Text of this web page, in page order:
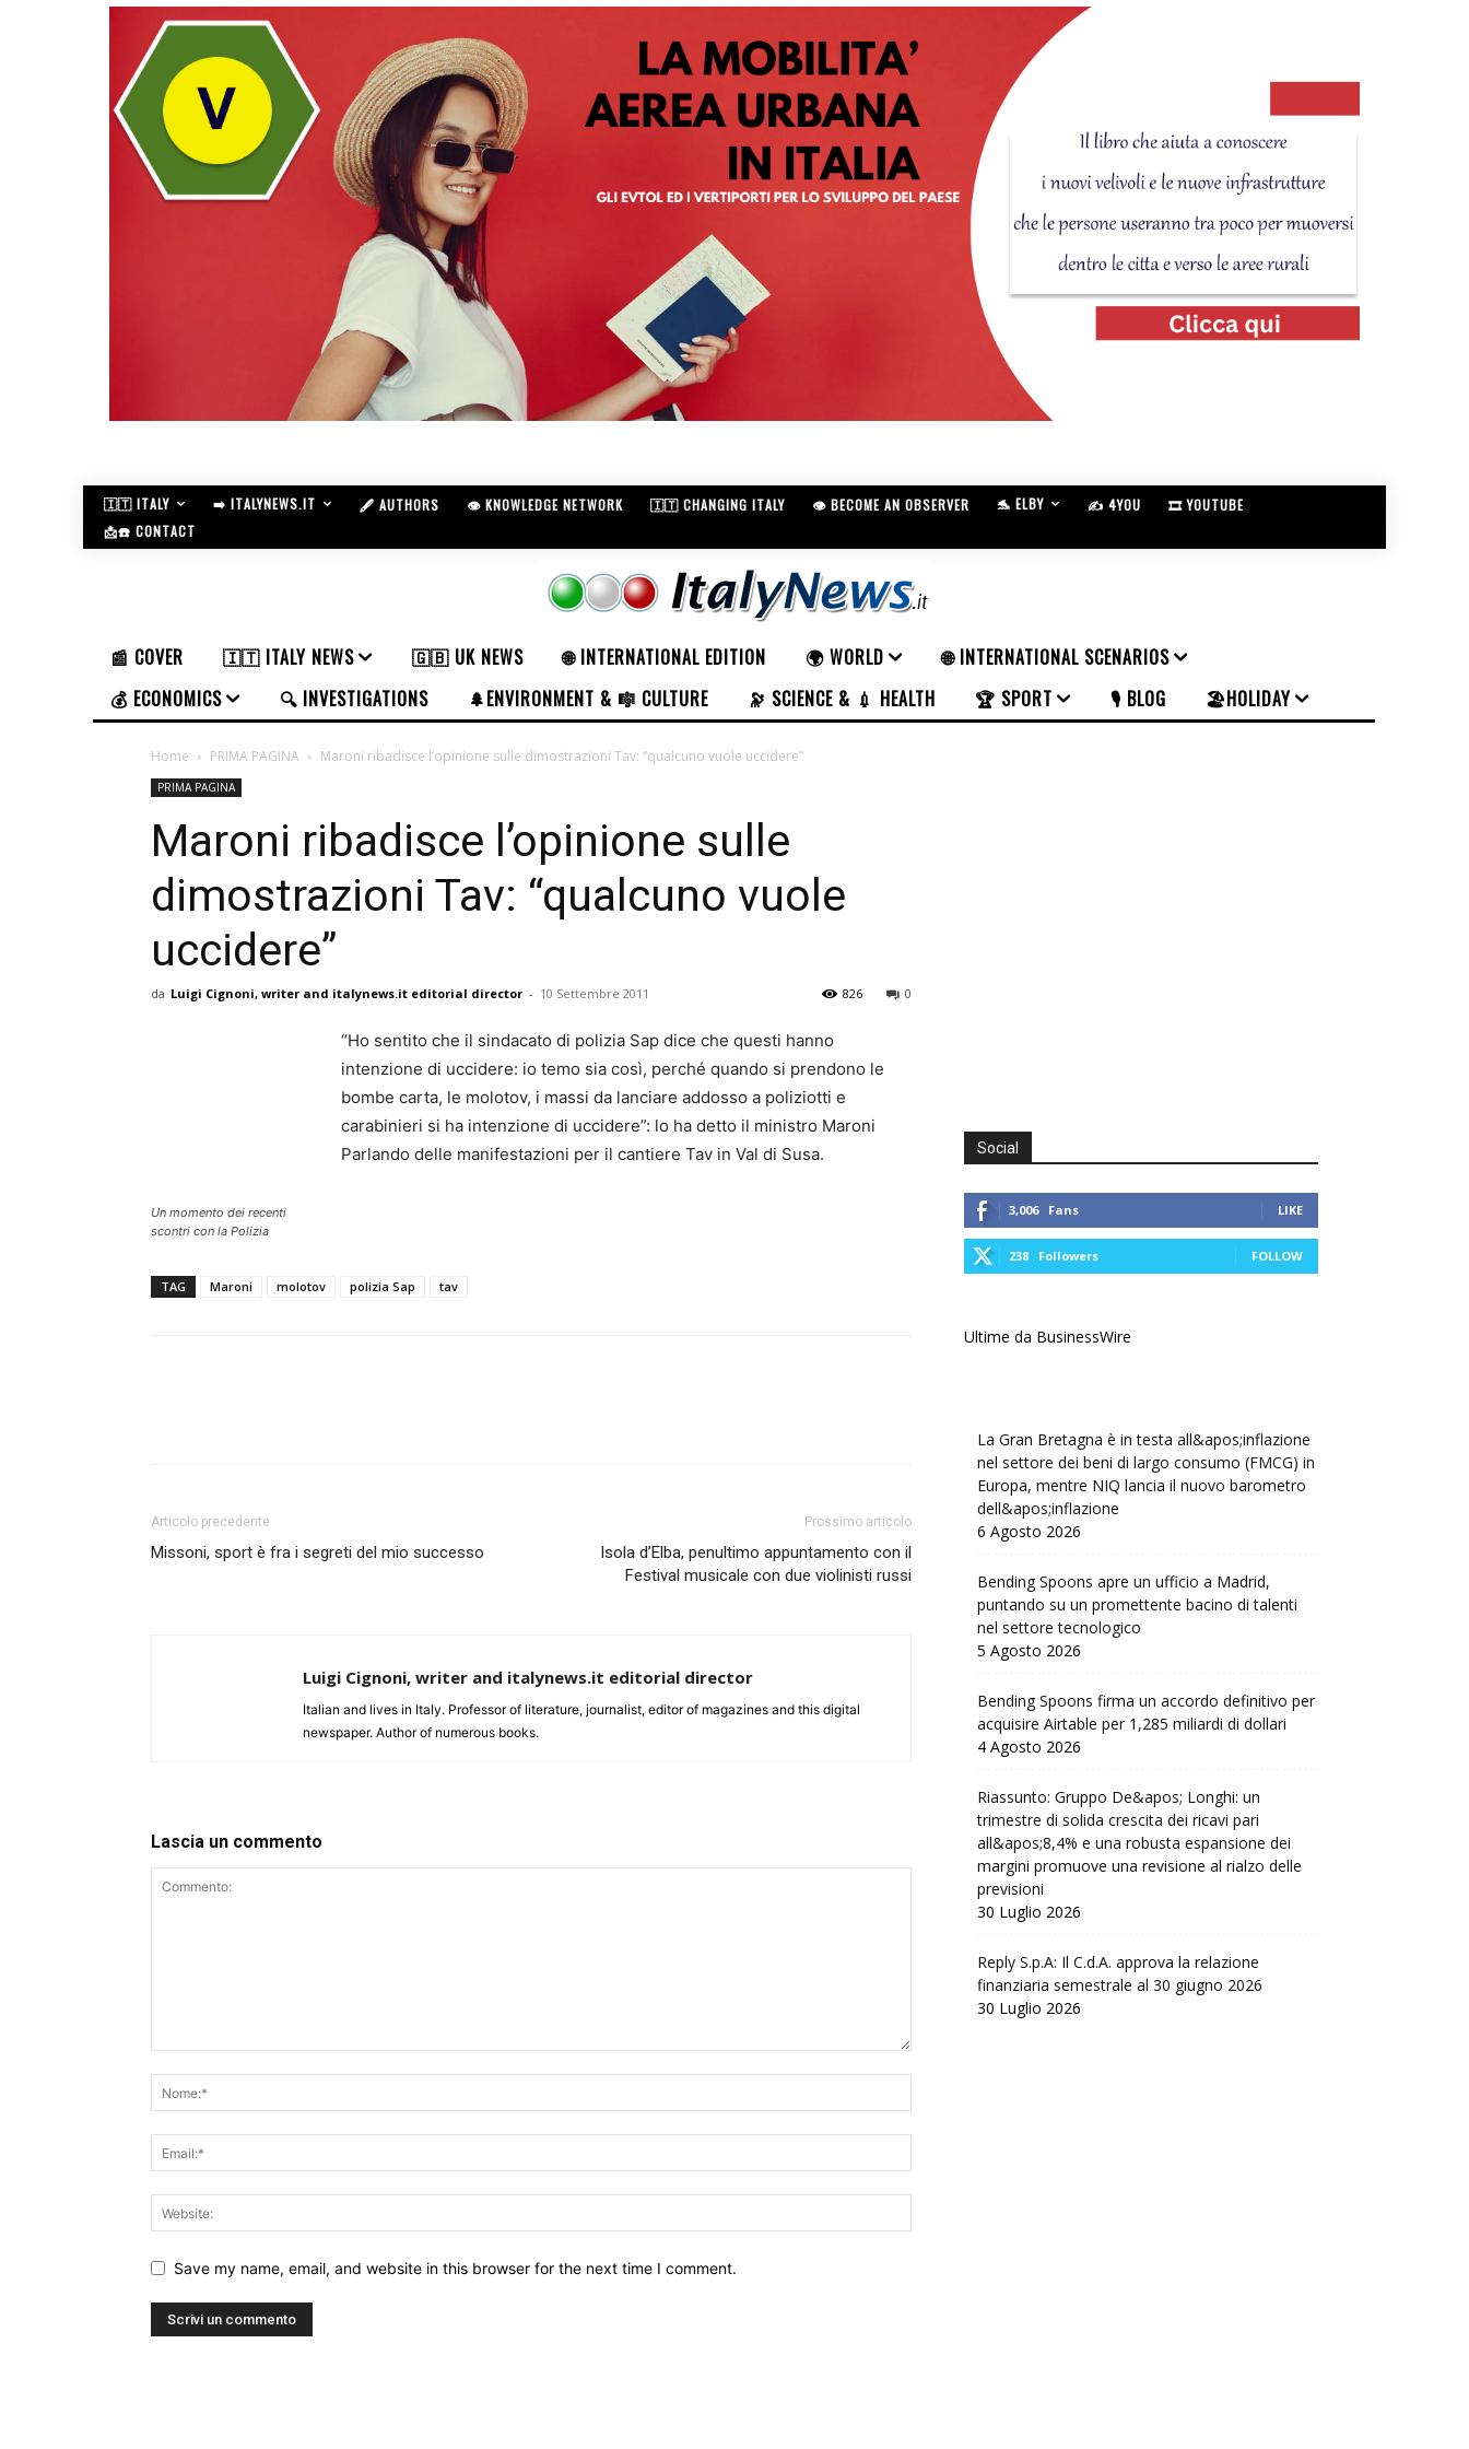
🇮🇹 ITALY ➡️ ITALYNEWS.IT 🖋️ AUTHORS 👁️ KNOWLEDGE NETWORK 🇮🇹 CHANGING ITALY 👁️ BECOME AN OBSERVER 🐬 ELBY ✍️ 4YOU
🎞️ YOUTUBE
📩☎️ CONTACT
📰 COVER 🇮🇹 ITALY NEWS 🇬🇧 UK NEWS 🌐 INTERNATIONAL EDITION 🌍 WORLD
🌐 INTERNATIONAL SCENARIOS
💰 ECONOMICS
🔍 INVESTIGATIONS 🌲ENVIRONMENT & 🎼 CULTURE 🔭 SCIENCE & 💉 HEALTH 🏆 SPORT 🎙️ BLOG 🏖️HOLIDAY
Home PRIMA PAGINA Maroni ribadisce l’opinione sulle dimostrazioni Tav: “qualcuno vuole uccidere”
PRIMA PAGINA
Maroni ribadisce l’opinione sulle
dimostrazioni Tav: “qualcuno vuole
uccidere”
da Luigi Cignoni, writer and italynews.it editorial director - 10 Settembre 2011 0
826
Un momento dei recenti
scontri con la Polizia
“Ho sentito che il sindacato di polizia Sap dice che questi hanno
intenzione di uccidere: io temo sia così, perché quando si prendono le
bombe carta, le molotov, i massi da lanciare addosso a poliziotti e
carabinieri si ha intenzione di uccidere”: lo ha detto il ministro Maroni
Parlando delle manifestazioni per il cantiere Tav in Val di Susa.
TAG Maroni molotov polizia Sap tav
Articolo precedente
Missoni, sport è fra i segreti del mio successo
Prossimo articolo
Isola d’Elba, penultimo appuntamento con il
Festival musicale con due violinisti russi
Luigi Cignoni, writer and italynews.it editorial director
Italian and lives in Italy. Professor of literature, journalist, editor of magazines and this digital
newspaper. Author of numerous books.
Lascia un commento
Save my name, email, and website in this browser for the next time I comment.
Social
3,006 Fans LIKE
238 Followers FOLLOW
Ultime da BusinessWire
La Gran Bretagna è in testa all&apos;inflazione
nel settore dei beni di largo consumo (FMCG) in
Europa, mentre NIQ lancia il nuovo barometro
dell&apos;inflazione
6 Agosto 2026
Bending Spoons apre un ufficio a Madrid,
puntando su un promettente bacino di talenti
nel settore tecnologico
5 Agosto 2026
Bending Spoons firma un accordo definitivo per
acquisire Airtable per 1,285 miliardi di dollari
4 Agosto 2026
Riassunto: Gruppo De&apos; Longhi: un
trimestre di solida crescita dei ricavi pari
all&apos;8,4% e una robusta espansione dei
margini promuove una revisione al rialzo delle
previsioni
30 Luglio 2026
Reply S.p.A: Il C.d.A. approva la relazione
finanziaria semestrale al 30 giugno 2026
30 Luglio 2026